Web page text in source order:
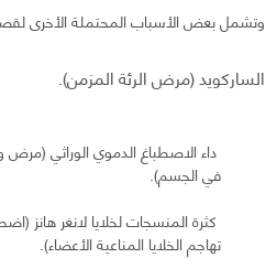
وتشمل بعض الأسباب المحتملة الأخرى
الساركويد (مرض الرئة المزمن).
داء الاصطباغ الدموي الوراثي (مرض
في الجسم).
كثرة المنسجات لخلايا لانغر هانز
تهاجم الخلايا المناعية الأعضاء).